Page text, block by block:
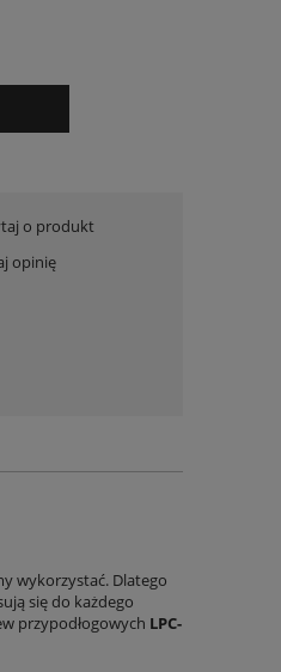
o produkt
opinię
wykorzystać. Dlatego
się do każdego
przypodłogowych LPC-